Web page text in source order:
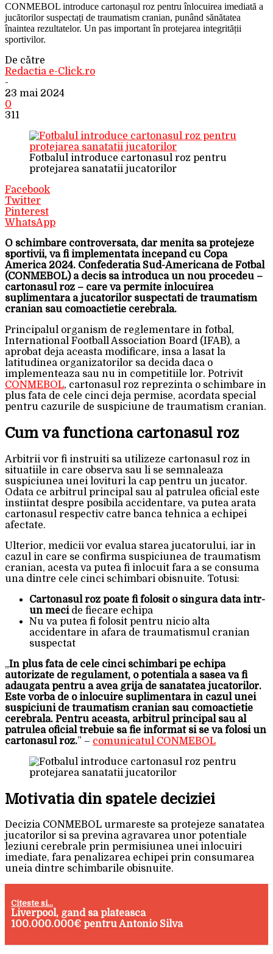
CONMEBOL introduce cartonașul roz pentru înlocuirea imediată a
jucătorilor suspectați de traumatism cranian, punând sănătatea
înaintea rezultatelor. Un pas important în protejarea integrității
sportivilor.
De către
Redactia e-Click.ro
-
23 mai 2024
0
311
Fotbalul introduce cartonasul roz pentru
protejarea sanatatii jucatorilor
Facebook
Twitter
Pinterest
WhatsApp
O schimbare controversata, dar menita sa protejeze
sportivii, va fi implementata incepand cu Copa
America 2024. Confederatia Sud-Americana de Fotbal
(CONMEBOL) a decis sa introduca un nou procedeu –
cartonasul roz – care va permite inlocuirea
suplimentara a jucatorilor suspectati de traumatism
cranian sau comoactietie cerebrala.
Principalul organism de reglementare in fotbal,
International Football Association Board (IFAB), a
aprobat deja aceasta modificare, insa a lasat la
latitudinea organizatorilor sa decida daca o
implementeaza sau nu in competitiile lor. Potrivit
CONMEBOL, cartonasul roz reprezinta o schimbare in
plus fata de cele cinci deja permise, acordata special
pentru cazurile de suspiciune de traumatism cranian.
Cum va functiona cartonasul roz
Arbitrii vor fi instruiti sa utilizeze cartonasul roz in
situatiile in care observa sau li se semnaleaza
suspiciunea unei lovituri la cap pentru un jucator.
Odata ce arbitrul principal sau al patrulea oficial este
instiintat despre posibila accidentare, va putea arata
cartonasul respectiv catre banca tehnica a echipei
afectate.
Ulterior, medicii vor evalua starea jucatorului, iar in
cazul in care se confirma suspiciunea de traumatism
cranian, acesta va putea fi inlocuit fara a se consuma
una dintre cele cinci schimbari obisnuite. Totusi:
Cartonasul roz poate fi folosit o singura data intr-
un mecide fiecare echipa
Nu va putea fi folosit pentru nicio alta
accidentare in afara de traumatismul cranian
suspectat
„In plus fata de cele cinci schimbari pe echipa
autorizate de regulament, o potentiala a sasea va fi
adaugata pentru a avea grija de sanatatea jucatorilor.
Este vorba de o inlocuire suplimentara in cazul unei
suspiciuni de traumatism cranian sau comoactietie
cerebrala. Pentru aceasta, arbitrul principal sau al
patrulea oficial trebuie sa fie informat si se va folosi un
cartonasul roz.” – comunicatul CONMEBOL
Motivatia din spatele deciziei
Decizia CONMEBOL urmareste sa protejeze sanatatea
jucatorilor si sa previna agravarea unor potentiale
leziuni cerebrale prin permisiunea unei inlocuiri
imediate, fara penalizarea echipei prin consumarea
uneia dintre schimbarile obisnuite.
Citeste si...
Liverpool, gand sa plateasca
100.000.000€ pentru Antonio Silva